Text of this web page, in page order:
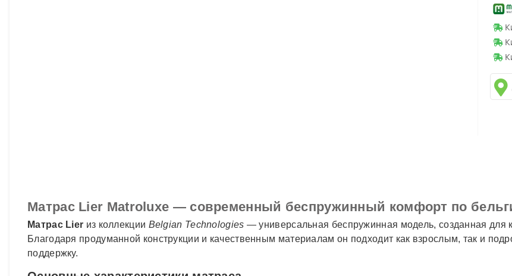
Матрас Lier Matroluxe — современный беспружинный комфорт по
Матрас Lier из коллекции Belgian Technologies — универсальная беспружинная модель, созданная для
Благодаря продуманной конструкции и качественным материалам он подходит как взрослым, так и
поддержку.